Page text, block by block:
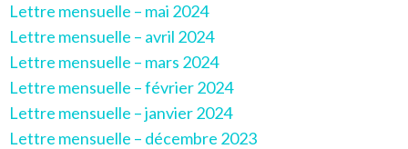
Lettre mensuelle – mai 2024
Lettre mensuelle – avril 2024
Lettre mensuelle – mars 2024
Lettre mensuelle – février 2024
Lettre mensuelle – janvier 2024
Lettre mensuelle – décembre 2023